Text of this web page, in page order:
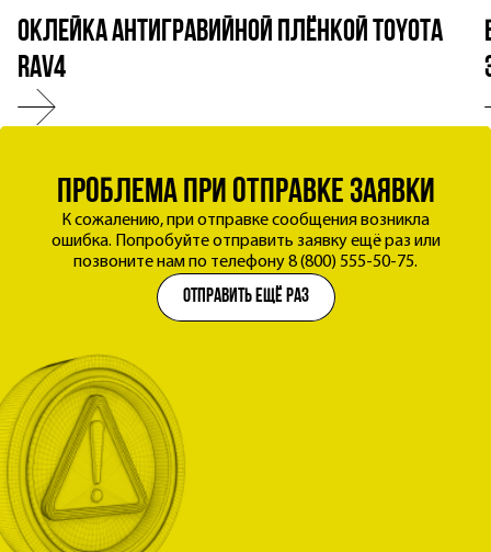
Оклейка антигравийной плёнкой Toyota
RAV4
звонок
ОБСУДИМ ВАШУ ЗАДАЧУ
Оставьте контакты - специалист уточнит детали и
предложит подходящее решение.
Телефон
Филиал
Подобрать ближайший филиал
Согласен наобработку персональных данных
заявка успешно отправлена
Мы уже обрабатываем заявку и свяжемся с вами
в течение рабочего дня.
проблема при отправке заявки
К сожалению, при отправке сообщения возникла
ошибка. Попробуйте отправить заявку ещё раз или
позвоните нам по телефону 8 (800) 555-50-75.
отправить ещё раз